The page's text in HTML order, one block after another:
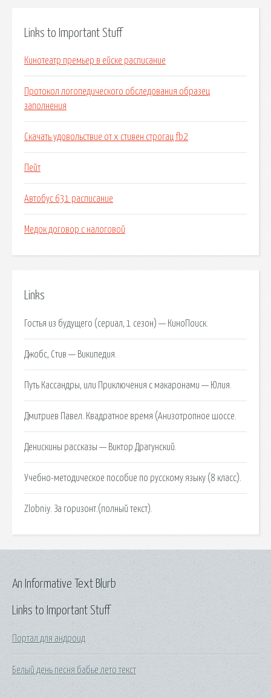
Links to Important Stuff
Кинотеатр премьер в ейске расписание
Протокол логопедического обследования образец
заполнения
Скачать удовольствие от x стивен строгац fb2
Пейт
Автобус 631 расписание
Медок договор с налоговой
Links
Гостья из будущего (сериал, 1 сезон) — КиноПоиск.
Джобс, Стив — Википедия.
Путь Кассандры, или Приключения с макаронами — Юлия.
Дмитриев Павел. Квадратное время (Анизотропное шоссе.
Денискины рассказы — Виктор Драгунский.
Учебно-методическое пособие по русскому языку (8 класс).
Zlobniy. За горизонт.(полный текст).
Links to Important Stuff
Портал для андроид
Белый день песня бабье лето текст
An Informative Text Blurb